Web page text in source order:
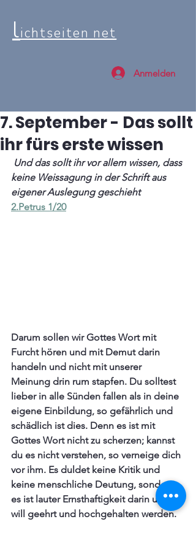
lichtseiten net
Anmelden
7. September - Das sollt
ihr fürs erste wissen
keine Weissagung in der Schrift aus
eigener Auslegung geschieht
2.Petrus 1/20
Darum sollen wir Gottes Wort mit
Furcht hören und mit Demut darin
handeln und nicht mit unserer
Meinung drin rum stapfen. Du solltest
lieber in alle Sünden fallen als in deine
eigene Einbildung, so gefährlich und
schädlich ist dies. Denn es ist mit
Gottes Wort nicht zu scherzen; kannst
du es nicht verstehen, so verneige dich
vor ihm. Es duldet keine Kritik und
keine menschliche Deutung, sondern
es ist lauter Ernsthaftigkeit darin und
will geehrt und hochgehalten werden.